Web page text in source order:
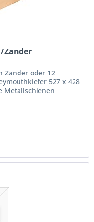
Zander
Zander oder 12
527 x 428
Metallschienen